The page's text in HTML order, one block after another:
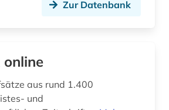
fachgeschichte (2)
Zur Datenbank
aus rund 1.400
und